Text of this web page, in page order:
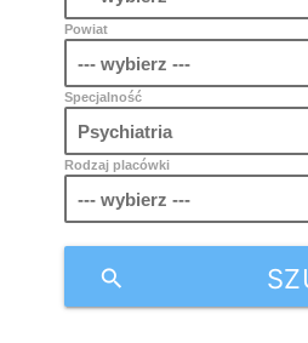
Powiat
Specjalność
Rodzaj placówki
search